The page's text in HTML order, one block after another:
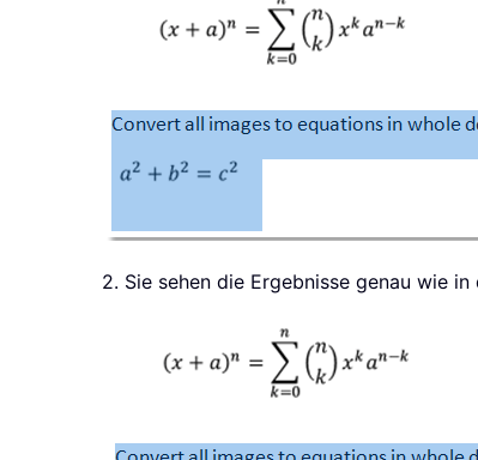
2. Sie sehen die Ergebnisse genau wie